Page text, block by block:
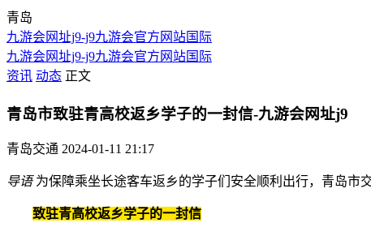
青岛
九游会网址j9-j9九游会官方网站国际
九游会网址j9-j9九游会官方网站国际
资讯 动态 正文
青岛市致驻青高校返乡学子的一封信-九游会网址j9
青岛交通 2024-01-11 21:17
导语为保障乘坐长途客车返乡的学子们安全顺利出行，青岛市
致驻青高校返乡学子的一封信